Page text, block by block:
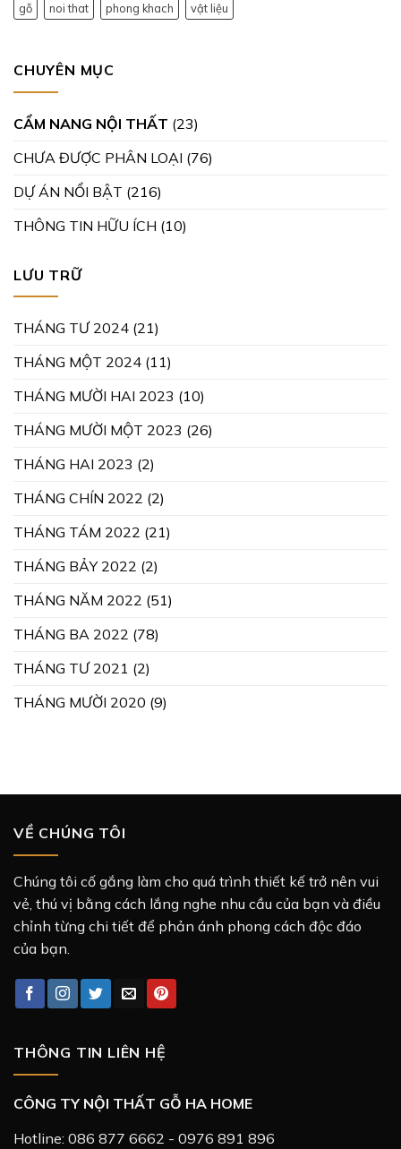
gỗ noi that phong khach vật liệu
CHUYÊN MỤC
CẨM NANG NỘI THẤT (23)
CHƯA ĐƯỢC PHÂN LOẠI (76)
DỰ ÁN NỔI BẬT (216)
THÔNG TIN HỮU ÍCH (10)
LƯU TRỮ
THÁNG TƯ 2024 (21)
THÁNG MỘT 2024 (11)
THÁNG MƯỜI HAI 2023 (10)
THÁNG MƯỜI MỘT 2023 (26)
THÁNG HAI 2023 (2)
THÁNG CHÍN 2022 (2)
THÁNG TÁM 2022 (21)
THÁNG BẢY 2022 (2)
THÁNG NĂM 2022 (51)
THÁNG BA 2022 (78)
THÁNG TƯ 2021 (2)
THÁNG MƯỜI 2020 (9)
VỀ CHÚNG TÔI
Chúng tôi cố gắng làm cho quá trình thiết kế trở nên vui
vẻ, thú vị bằng cách lắng nghe nhu cầu của bạn và điều
chỉnh từng chi tiết để phản ánh phong cách độc đáo
của bạn.
THÔNG TIN LIÊN HỆ
CÔNG TY NỘI THẤT GỖ HA HOME
Hotline: 086 877 6662 - 0976 891 896